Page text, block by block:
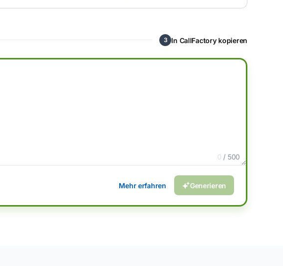
3 In CallFactory kopieren
0 / 500
Mehr erfahren Generieren